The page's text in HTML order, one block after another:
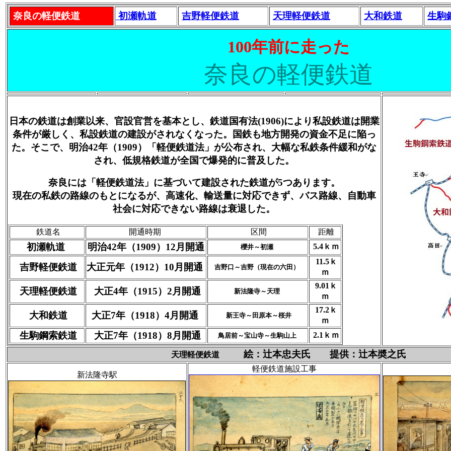
奈良の軽便鉄道 初瀬軌道 吉野軽便鉄道 天理軽便鉄道 大和鉄道 生駒
100年前に走った
奈良の軽便鉄道
日本の鉄道は創業以来、官設官営を基本とし、鉄道国有法(1906)により私設鉄道は開業
条件が厳しく、私設鉄道の建設がされなくなった。国鉄も地方開発の資金不足に陥っ
た。そこで、明治42年（1909）「軽便鉄道法」が公布され、大幅な私鉄条件緩和がな
され、低規格鉄道が全国で爆発的に普及した。
奈良には「軽便鉄道法」に基づいて建設された鉄道が5つあります。
現在の私鉄の路線のもとになるが、高速化、輸送量に対応できず、バス路線、自動車
社会に対応できない路線は衰退した。
鉄道名 開通時期 区間 距離
初瀬軌道 明治42年（1909）12月開通 櫻井～初瀬 5.4ｋｍ
吉野軽便鉄道 大正元年（1912）10月開通 吉野口～吉野（現在の六田）
11.5ｋ
ｍ
天理軽便鉄道 大正4年（1915）2月開通 新法隆寺～天理
9.01ｋ
ｍ
大和鉄道 大正7年（1918）4月開通 新王寺～田原本～桜井
17.2ｋ
ｍ
生駒鋼索鉄道 大正7年（1918）8月開通 鳥居前～宝山寺～生駒山上 2.1ｋｍ
天理軽便鉄道 絵：辻本忠夫氏 提供：辻本奬之氏
新法隆寺駅
軽便鉄道施設工事